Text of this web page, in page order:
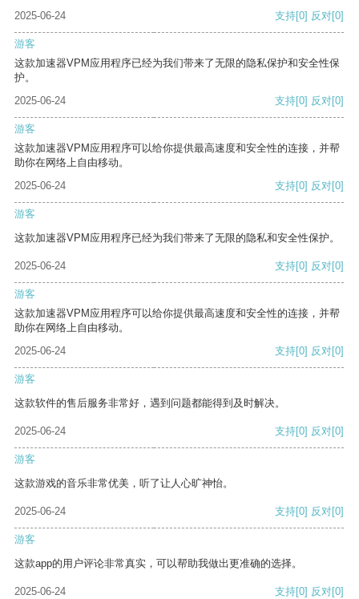
2025-06-24
支持[0] 反对[0]
游客
这款加速器VPM应用程序已经为我们带来了无限的隐私保护和安全性保
护。
2025-06-24
支持[0] 反对[0]
游客
这款加速器VPM应用程序可以给你提供最高速度和安全性的连接，并帮
助你在网络上自由移动。
2025-06-24
支持[0] 反对[0]
游客
这款加速器VPM应用程序已经为我们带来了无限的隐私和安全性保护。
2025-06-24 支持[0] 反对[0]
游客
这款加速器VPM应用程序可以给你提供最高速度和安全性的连接，并帮
助你在网络上自由移动。
2025-06-24
支持[0] 反对[0]
游客
这款软件的售后服务非常好，遇到问题都能得到及时解决。
2025-06-24 支持[0] 反对[0]
游客
这款游戏的音乐非常优美，听了让人心旷神怡。
2025-06-24 支持[0] 反对[0]
游客
这款app的用户评论非常真实，可以帮助我做出更准确的选择。
2025-06-24 支持[0] 反对[0]